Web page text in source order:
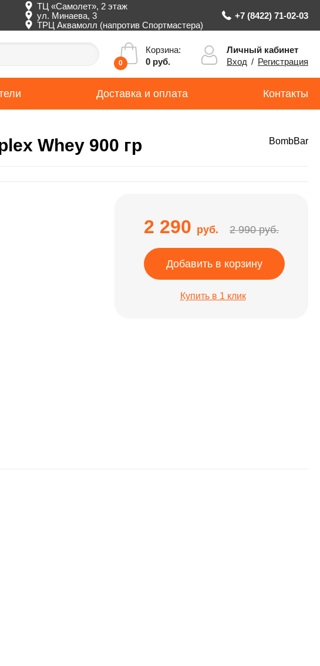
ТЦ «Самолет», 2 этаж
ул. Минаева, 3
ТРЦ Аквамолл (напротив Спортмастера)
+7 (8422) 71-02-03
0
Корзина:
0 руб.
Личный кабинет
Вход / Регистрация
Доставка и оплата Контакты
Whey 900 гр BombBar
2 290 руб. 2 990 руб.
Добавить в корзину
Купить в 1 клик